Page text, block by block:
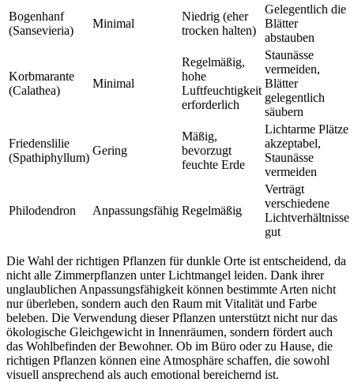
Bogenhanf
(Sansevieria)
Minimal
Niedrig (eher
trocken halten)
Gelegentlich die
Blätter
abstauben
Korbmarante
(Calathea)
Minimal
Regelmäßig,
hohe
Luftfeuchtigkeit
erforderlich
Staunässe
vermeiden,
Blätter
gelegentlich
säubern
Friedenslilie
(Spathiphyllum)
Gering
Mäßig,
bevorzugt
feuchte Erde
Lichtarme Plätze
akzeptabel,
Staunässe
vermeiden
Philodendron Anpassungsfähig Regelmäßig
Verträgt
verschiedene
Lichtverhältnisse
gut
Die Wahl der richtigen Pflanzen für dunkle Orte ist entscheidend, da
nicht alle Zimmerpflanzen unter Lichtmangel leiden. Dank ihrer
unglaublichen Anpassungsfähigkeit können bestimmte Arten nicht
nur überleben, sondern auch den Raum mit Vitalität und Farbe
beleben. Die Verwendung dieser Pflanzen unterstützt nicht nur das
ökologische Gleichgewicht in Innenräumen, sondern fördert auch
das Wohlbefinden der Bewohner. Ob im Büro oder zu Hause, die
richtigen Pflanzen können eine Atmosphäre schaffen, die sowohl
visuell ansprechend als auch emotional bereichernd ist.